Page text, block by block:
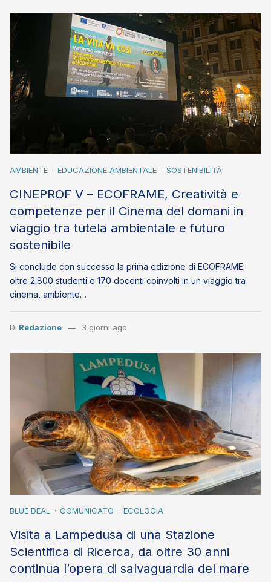
AMBIENTE EDUCAZIONE AMBIENTALE SOSTENIBILITÀ
CINEPROF V – ECOFRAME, Creatività e
competenze per il Cinema del domani in
viaggio tra tutela ambientale e futuro
sostenibile
Si conclude con successo la prima edizione di ECOFRAME:
oltre 2.800 studenti e 170 docenti coinvolti in un viaggio tra
cinema, ambiente…
Di Redazione 3 giorni ago
BLUE DEAL COMUNICATO ECOLOGIA
Visita a Lampedusa di una Stazione
Scientifica di Ricerca, da oltre 30 anni
continua l’opera di salvaguardia del mare